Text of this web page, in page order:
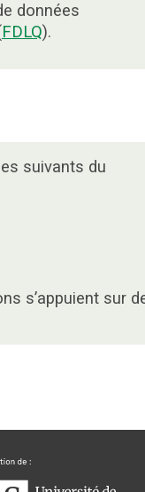
données
FDLQ).
suivants du
s’appuient sur